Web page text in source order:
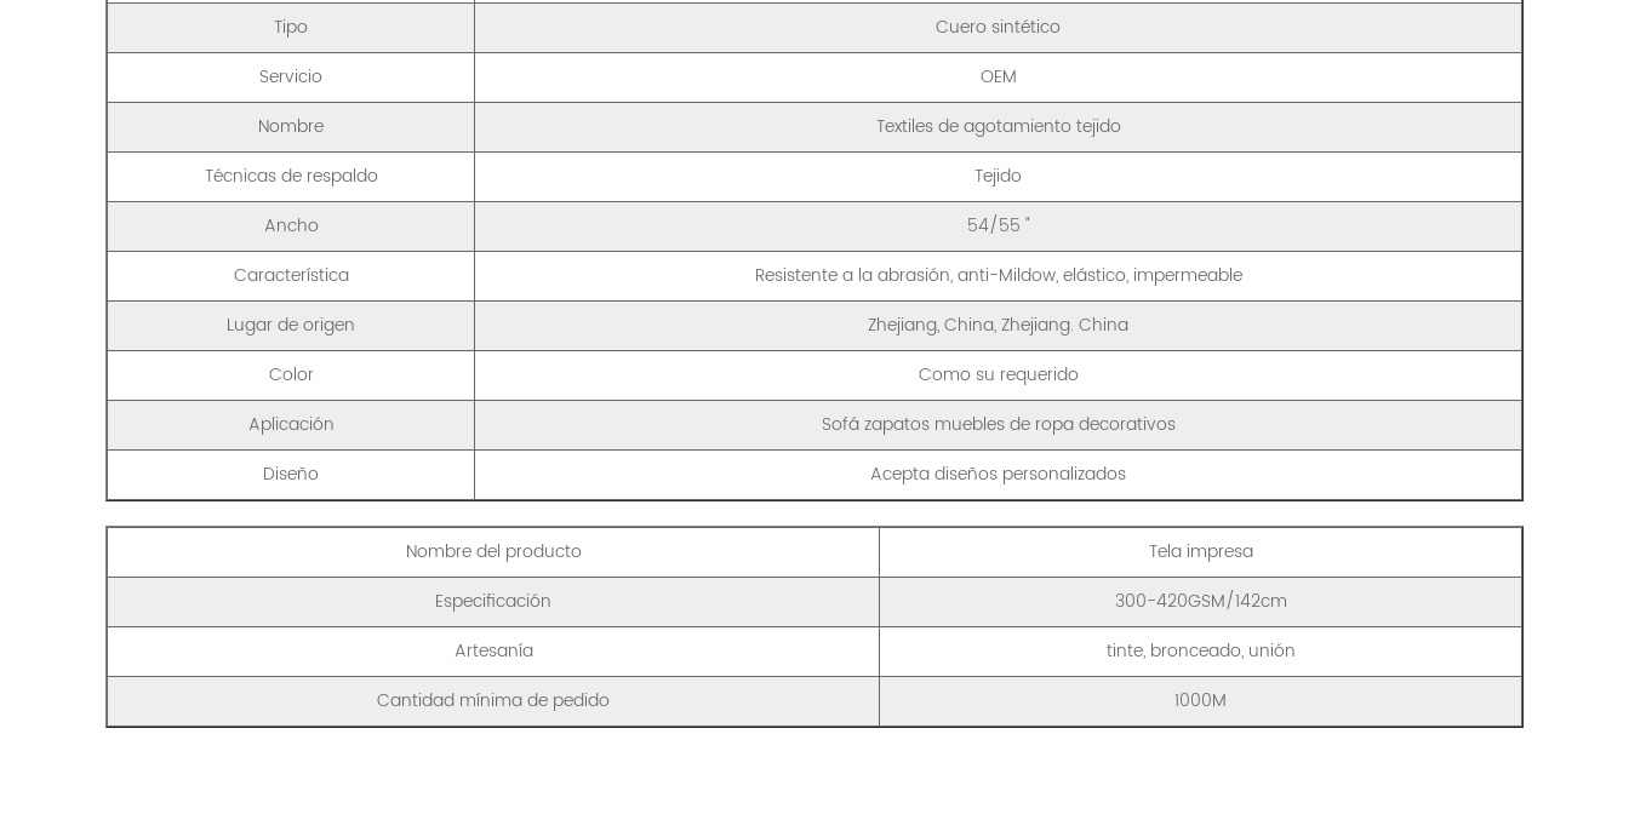
Tipo
Cuero sintético
Servicio
OEM
Nombre
Textiles de agotamiento tejido
Técnicas de respaldo
Tejido
Ancho
54/55 "
Característica
Resistente a la abrasión, anti-Mildow, elástico, impermeable
Lugar de origen
Zhejiang, China, Zhejiang. China
Color
Como su requerido
Aplicación
Sofá zapatos muebles de ropa decorativos
Diseño
Acepta diseños personalizados
Nombre del producto
Tela impresa
Especificación
300-420GSM/142cm
Artesanía
tinte, bronceado, unión
Cantidad mínima de pedido
1000M